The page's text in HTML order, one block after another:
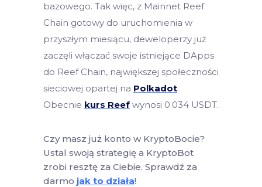
bazowego. Tak więc, z Mainnet Reef
Chain gotowy do uruchomienia w
przyszłym miesiącu, deweloperzy już
zaczęli włączać swoje istniejące DApps
do Reef Chain, największej społeczności
sieciowej opartej na Polkadot.
Obecnie kurs Reef wynosi 0.034 USDT.
Czy masz już konto w KryptoBocie?
Ustal swoją strategię a KryptoBot
zrobi resztę za Ciebie. Sprawdź za
darmo jak to działa!